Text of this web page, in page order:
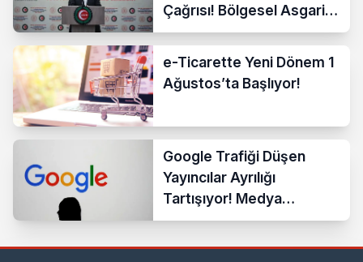
Çağrısı! Bölgesel Asgari
Ücrete Sert Tepki
e-Ticarette Yeni Dönem 1
Ağustos’ta Başlıyor!
Google Trafiği Düşen
Yayıncılar Ayrılığı
Tartışıyor! Medya
Sektöründe Yeni Dönem